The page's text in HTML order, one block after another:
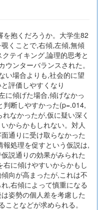
を抱くだろうか。大学生82
くことで,右傾,左傾,無傾
テイキング,論理的思考と
ンターバランスされた。
い場合よりも,社会的に望
評価しやすくなり
に傾げた場合,傾げなかっ
判断しやすかった(p=.014,
なかったが,仮に疑い深く
からかもしれない。対人
通りに受け取らなかった
報処理を促すという仮説は,
説通りの効果がみられた
に傾けやすいからかもし
向が高まったが,これは不
,右傾によって慎重になる
姿勢の個人差を考慮した
となどが求められる。